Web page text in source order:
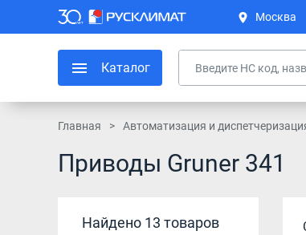
Москва
Каталог
Главная Автоматизация и
Приводы Gruner 341
Найдено 13 товаров